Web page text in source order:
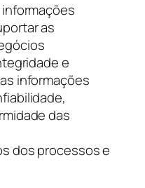
as
e
informações
das
dos processos e